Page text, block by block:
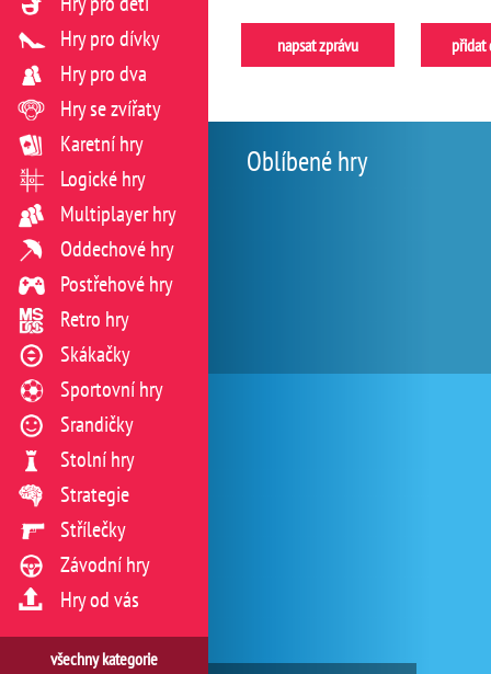
napsat zprávu přidat
Oblíbené hry
Hry pro dívky
Hry pro dva
Hry se zvířaty
Karetní hry
Logické hry
Multiplayer hry
Oddechové hry
Postřehové hry
Retro hry
Skákačky
Sportovní hry
Srandičky
Stolní hry
Strategie
Střílečky
Závodní hry
Hry od vás
všechny kategorie